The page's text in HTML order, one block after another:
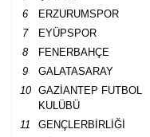
6
ERZURUMSPOR
7
EYÜPSPOR
8
FENERBAHÇE
9
GALATASARAY
10
GAZİANTEP FUTBOL
KULÜBÜ
11 GENÇLERBİRLİĞİ